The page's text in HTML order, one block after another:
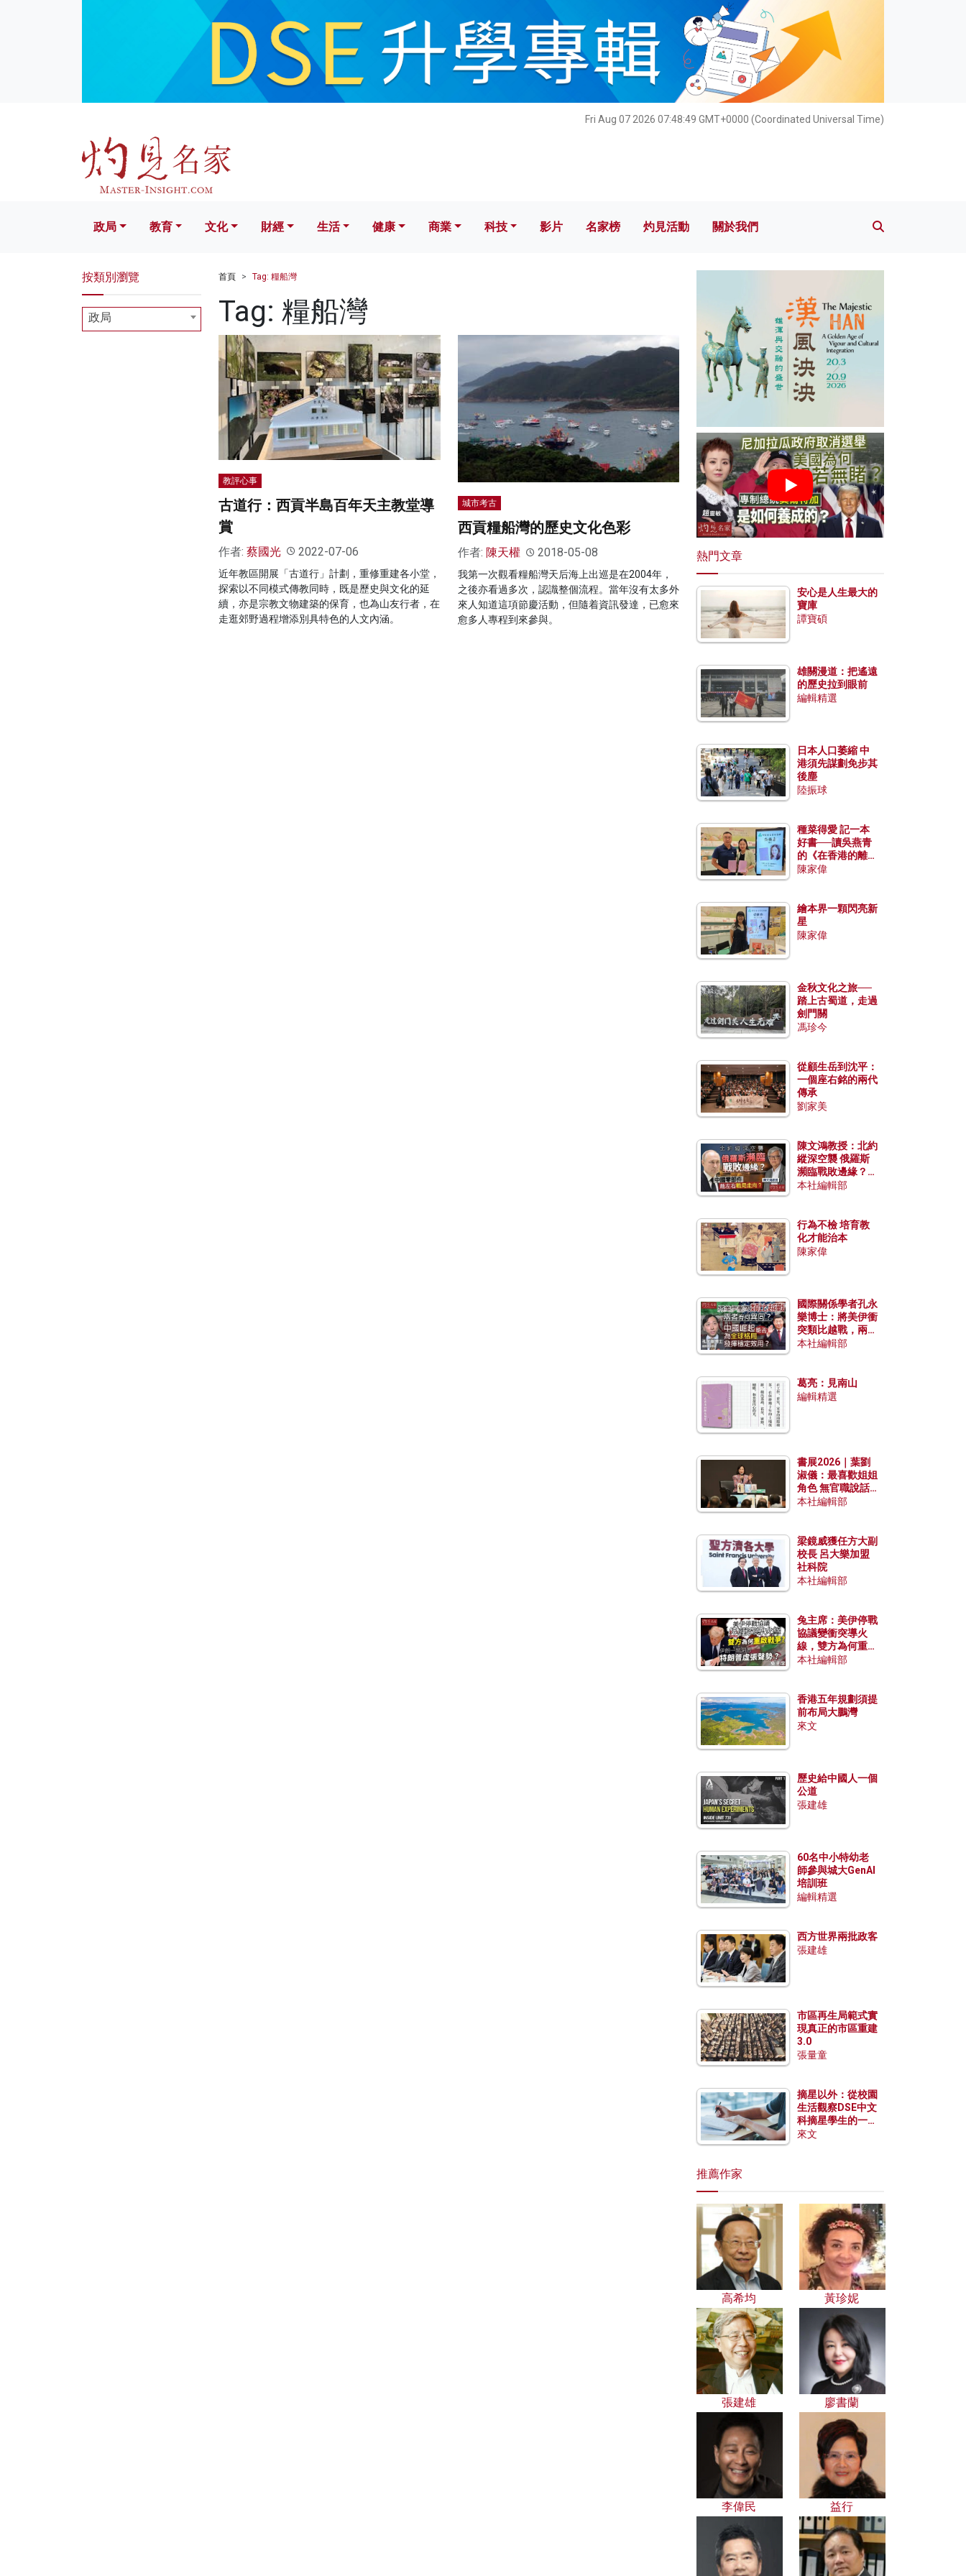
Fri Aug 07 2026 07:48:50 GMT+0000 (Coordinated Universal Time)
文化 財經 生活 健康 科技 影片 名家榜 灼見活動 關於我們
政局 教育 文化 財經 生活 健康 商業 科技 影片 名家榜 灼見活動 關於我們
首頁 Tag: 糧船灣
Tag: 糧船灣
教評心事
古道行：西貢半島百年天主教堂導
賞
作者: 蔡國光 2022-07-06
近年教區開展「古道行」計劃，重修重建各小堂，
探索以不同模式傳教同時，既是歷史與文化的延
續，亦是宗教文物建築的保育，也為山友行者，在
走逛郊野過程增添別具特色的人文內涵。
城市考古
西貢糧船灣的歷史文化色彩
作者: 陳天權 2018-05-08
我第一次觀看糧船灣天后海上出巡是在2004年，
之後亦看過多次，認識整個流程。當年沒有太多外
來人知道這項節慶活動，但隨着資訊發達，已愈來
愈多人專程到來參與。
按類別瀏覽
政局
熱門文章
安心是人生最大的
寶庫
譚寶碩
雄關漫道：把遙遠
的歷史拉到眼前
編輯精選
日本人口萎縮 中
港須先謀劃免步其
後塵
陸振球
種菜得愛 記一本
好書──讀吳燕青
的《在香港的離島
種菜》
陳家偉
繪本界一顆閃亮新
星
陳家偉
金秋文化之旅──
踏上古蜀道，走過
劍門關
馮珍今
從顧生岳到沈平：
一個座右銘的兩代
傳承
劉家美
陳文鴻教授：北約
縱深空襲 俄羅斯
瀕臨戰敗邊緣？中
國零部件能左右戰
本社編輯部
行為不檢 培育教
化才能治本
陳家偉
國際關係學者孔永
樂博士：將美伊衝
突類比越戰，兩者
有何異同？中國崛
本社編輯部
葛亮：見南山
編輯精選
書展2026｜葉劉
淑儀：最喜歡姐姐
角色 無官職說話
包袱少
本社編輯部
梁鏡威獲任方大副
校長 呂大樂加盟
社科院
本社編輯部
兔主席：美伊停戰
協議變衝突導火
線，雙方為何重啟
戰爭？伊朗一早洞
本社編輯部
香港五年規劃須提
前布局大鵬灣
來文
歷史給中國人一個
公道
張建雄
60名中小特幼老
師參與城大GenAI
培訓班
編輯精選
西方世界兩批政客
張建雄
市區再生局範式實
現真正的市區重建
3.0
張量童
摘星以外：從校園
生活觀察DSE中文
科摘星學生的一點
特質
來文
推薦作家
高希均 黃珍妮
張建雄 廖書蘭
李偉民 益行